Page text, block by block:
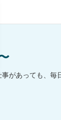
があっても、毎